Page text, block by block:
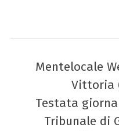
Mentelocale
Vittoria
Testata
Tribunale di